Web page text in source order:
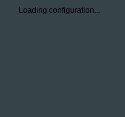
Loading configuration...